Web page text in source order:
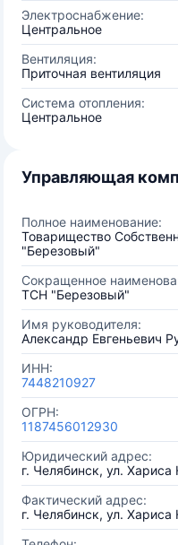
Электроснабжение:
Центральное
Вентиляция:
Приточная вентиляция
Система отопления:
Центральное
Управляющая
Полное наименование:
Товарищество
"Березовый"
Сокращенное
ТСН "Березовый"
Имя руководителя:
Александр Евгеньевич
ИНН:
7448210927
ОГРН:
1187456012930
Юридический адрес:
г. Челябинск, ул.
Фактический адрес:
г. Челябинск, ул.